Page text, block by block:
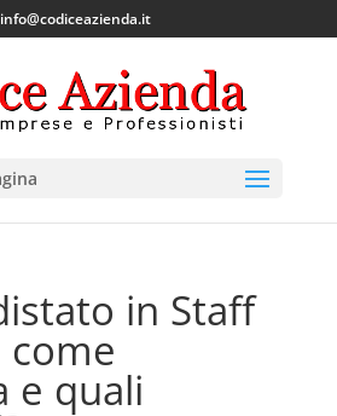
info@codiceazienda.it
in Staff
come
e quali